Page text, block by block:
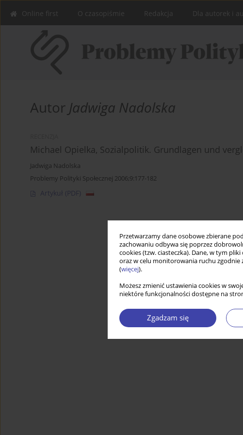
Przetwarzamy dane osobowe zbierane
zachowaniu odbywa się poprzez
cookies (tzw. ciasteczka). Dane, w tym
oraz w celu monitorowania ruchu zgodnie
(więcej).
Możesz zmienić ustawienia cookies w
niektóre funkcjonalności dostępne na
Zgadzam się
Online first O czasopiśmie Redakcja Dla autorek i
Autor Jadwiga Nadolska
Michael Opielka, Sozialpolitik. Grundlagen und
Jadwiga Nadolska
Problemy Polityki Społecznej 2006;9:177-182
Artykuł (PDF)